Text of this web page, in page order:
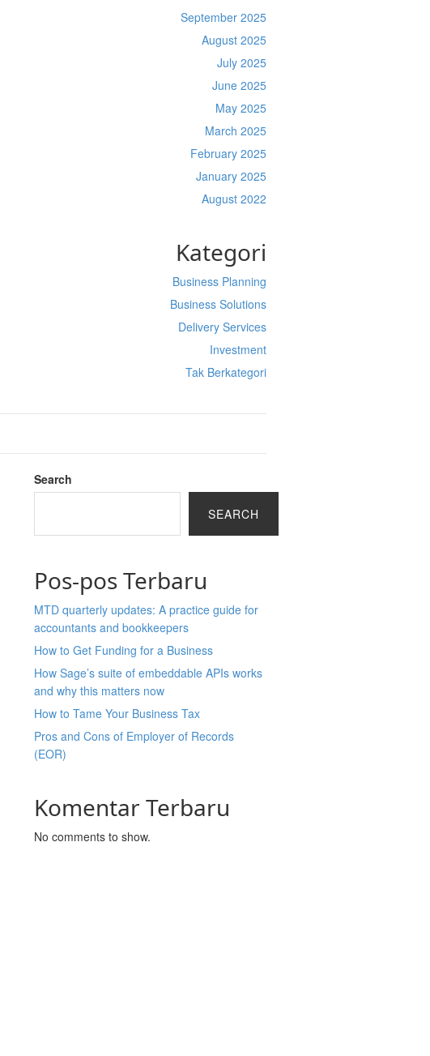
September 2025
August 2025
July 2025
June 2025
May 2025
March 2025
February 2025
January 2025
August 2022
Kategori
Business Planning
Business Solutions
Delivery Services
Investment
Tak Berkategori
Search
SEARCH
Pos-pos Terbaru
MTD quarterly updates: A practice guide for
accountants and bookkeepers
How to Get Funding for a Business
How Sage’s suite of embeddable APIs works
and why this matters now
How to Tame Your Business Tax
Pros and Cons of Employer of Records
(EOR)
Komentar Terbaru
No comments to show.